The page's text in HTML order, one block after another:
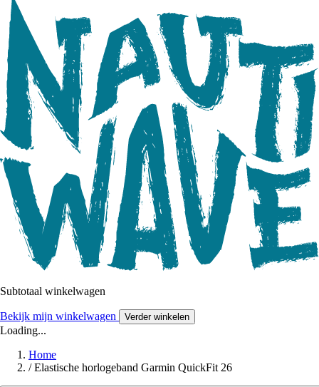
Subtotaal winkelwagen
Bekijk mijn winkelwagen Verder winkelen
Loading...
Home
/ Elastische horlogeband Garmin QuickFit 26